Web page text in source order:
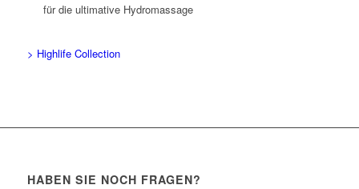
für die ultimative Hydromassage
> Highlife Collection
HABEN SIE NOCH FRAGEN?